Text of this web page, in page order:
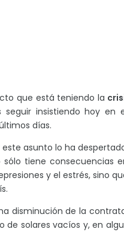
que está teniendo la
seguir insistiendo hoy
días.
este asunto lo ha
tiene consecuencias
y el estrés, sino
disminución de la
solares vacíos y, en